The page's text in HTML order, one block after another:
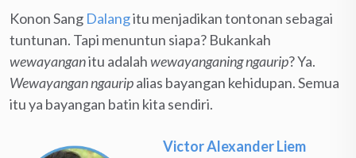
Konon Sang Dalangitu menjadikan tontonan sebagai
tuntunan. Tapi menuntun siapa? Bukankah
wewayanganitu adalahwewayanganing ngaurip? Ya.
Wewayangan ngauripalias bayangan kehidupan. Semua
itu ya bayangan batin kita sendiri.
Victor Alexander Liem